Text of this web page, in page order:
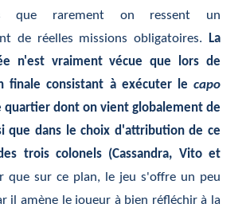
que rarement on ressent un
de réelles missions obligatoires.
La
n'est vraiment vécue que lors de
finale consistant à exécuter le capo
quartier dont on vient globalement de
que dans le choix d'attribution de ce
trois colonels (Cassandra, Vito et
que sur ce plan, le jeu s'offre un peu
il amène le joueur à bien réfléchir à la